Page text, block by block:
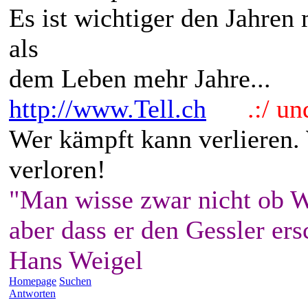
Es ist wichtiger den Jahren
als
dem Leben mehr Jahre...
http://www.Tell.ch
.:/
Wer kämpft kann
verloren!
"Man wisse zwar nicht ob
aber dass er den Gessler
Hans Weigel
Homepage Suchen
Antworten